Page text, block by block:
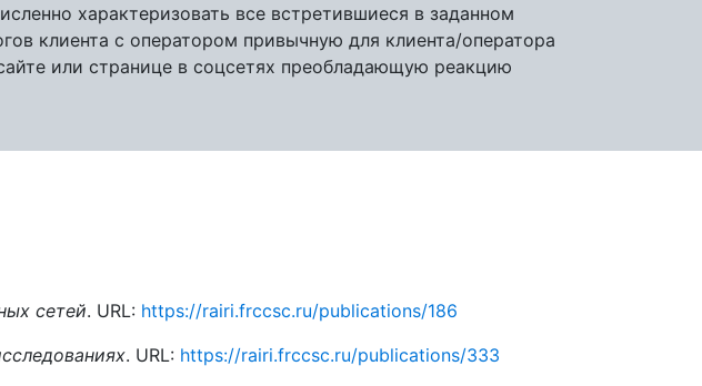
характеризовать все встретившиеся в заданном
клиента с оператором привычную для клиента/оператора
или странице в соцсетях преобладающую реакцию
сетей. URL: https://rairi.frccsc.ru/publications/186
. URL: https://rairi.frccsc.ru/publications/333